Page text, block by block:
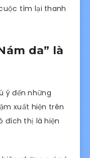
tìm lại thanh
da” là
ý đến những
xuất hiện trên
đích thị là hiện